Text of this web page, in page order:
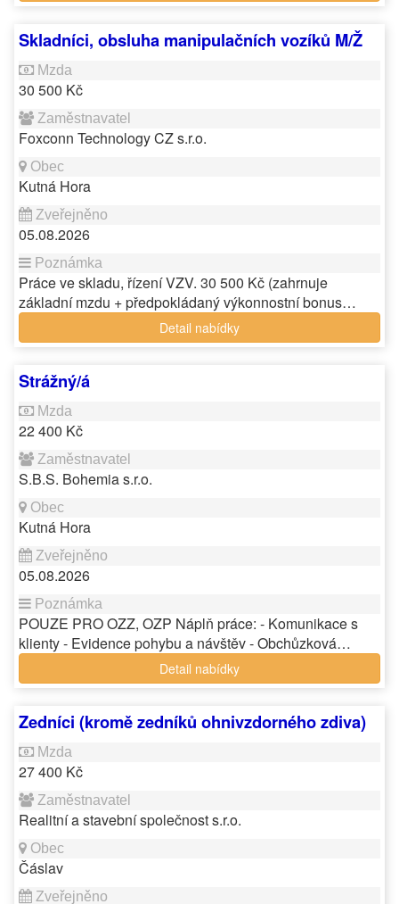
Skladníci, obsluha manipulačních vozíků M/Ž
30 500 Kč
Foxconn Technology CZ s.r.o.
Kutná Hora
05.08.2026
Práce ve skladu, řízení VZV. 30 500 Kč (zahrnuje
základní mzdu + předpokládaný výkonnostní bonus…
Detail nabídky
Strážný/á
22 400 Kč
S.B.S. Bohemia s.r.o.
Kutná Hora
05.08.2026
POUZE PRO OZZ, OZP Náplň práce: - Komunikace s
klienty - Evidence pohybu a návštěv - Obchůzková…
Detail nabídky
Zedníci (kromě zedníků ohnivzdorného zdiva)
27 400 Kč
Realitní a stavební společnost s.r.o.
Čáslav